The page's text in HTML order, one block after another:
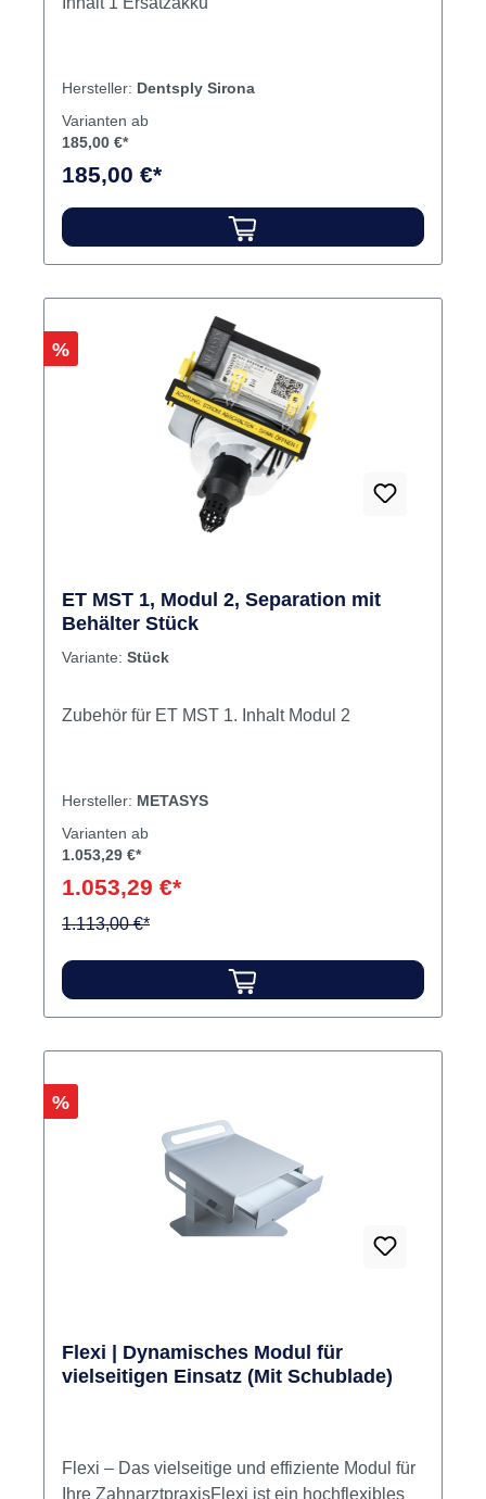
Hersteller: Dentsply Sirona
Varianten ab
185,00 €*
185,00 €*
Rabatt
%
ET MST 1, Modul 2, Separation mit
Behälter Stück
Variante: Stück
Zubehör für ET MST 1. Inhalt Modul 2
Hersteller: METASYS
Varianten ab
1.053,29 €*
1.053,29 €*
1.113,00 €*
Rabatt
%
Flexi | Dynamisches Modul für
vielseitigen Einsatz (Mit Schublade)
Flexi – Das vielseitige und effiziente Modul für
Ihre ZahnarztpraxisFlexi ist ein hochflexibles